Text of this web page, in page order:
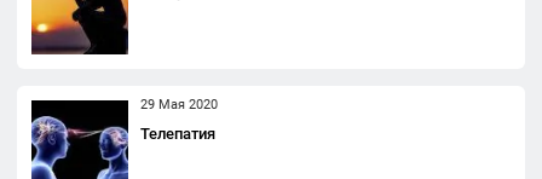
29 Мая 2020
Телепатия